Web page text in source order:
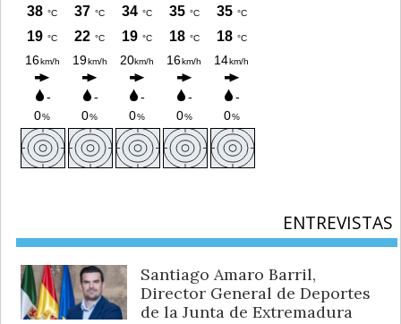
ENTREVISTAS
Santiago Amaro Barril,
Director General de Deportes
de la Junta de Extremadura